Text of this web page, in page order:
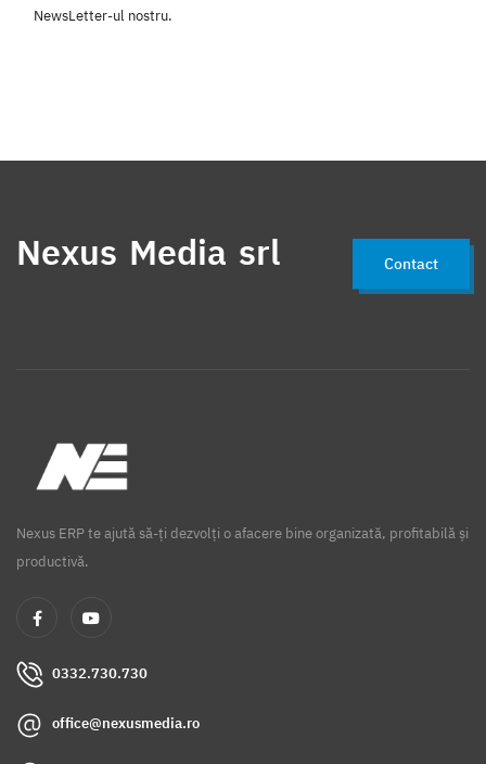
NewsLetter-ul nostru.
Nexus Media srl Contact
Nexus ERP te ajută să-ți dezvolți o afacere bine organizată, profitabilă și
productivă.
0332.730.730
office@nexusmedia.ro